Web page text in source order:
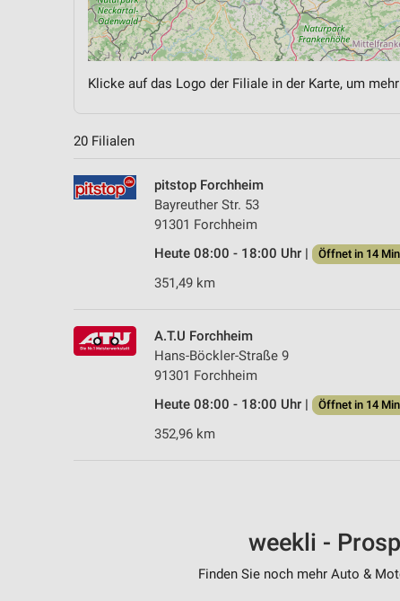
Klicke auf das Logo der Filiale in der Karte, um
20 Filialen
pitstop Forchheim
Bayreuther Str. 53
91301 Forchheim
Heute 08:00 - 18:00 Uhr |
Öffnet in 14
351,49 km
A.T.U Forchheim
Hans-Böckler-Straße 9
91301 Forchheim
Heute 08:00 - 18:00 Uhr |
Öffnet in 14
352,96 km
weekli -
Finden Sie noch mehr Auto &